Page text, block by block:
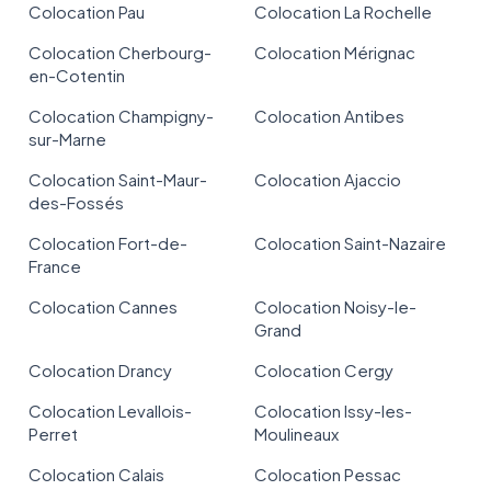
Colocation Pau
Colocation La Rochelle
Colocation Cherbourg-
en-Cotentin
Colocation Mérignac
Colocation Champigny-
sur-Marne
Colocation Antibes
Colocation Saint-Maur-
des-Fossés
Colocation Ajaccio
Colocation Fort-de-
France
Colocation Saint-Nazaire
Colocation Cannes
Colocation Noisy-le-
Grand
Colocation Drancy
Colocation Cergy
Colocation Levallois-
Perret
Colocation Issy-les-
Moulineaux
Colocation Calais
Colocation Pessac